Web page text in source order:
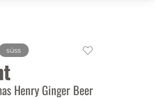
süss
Henry Ginger Beer